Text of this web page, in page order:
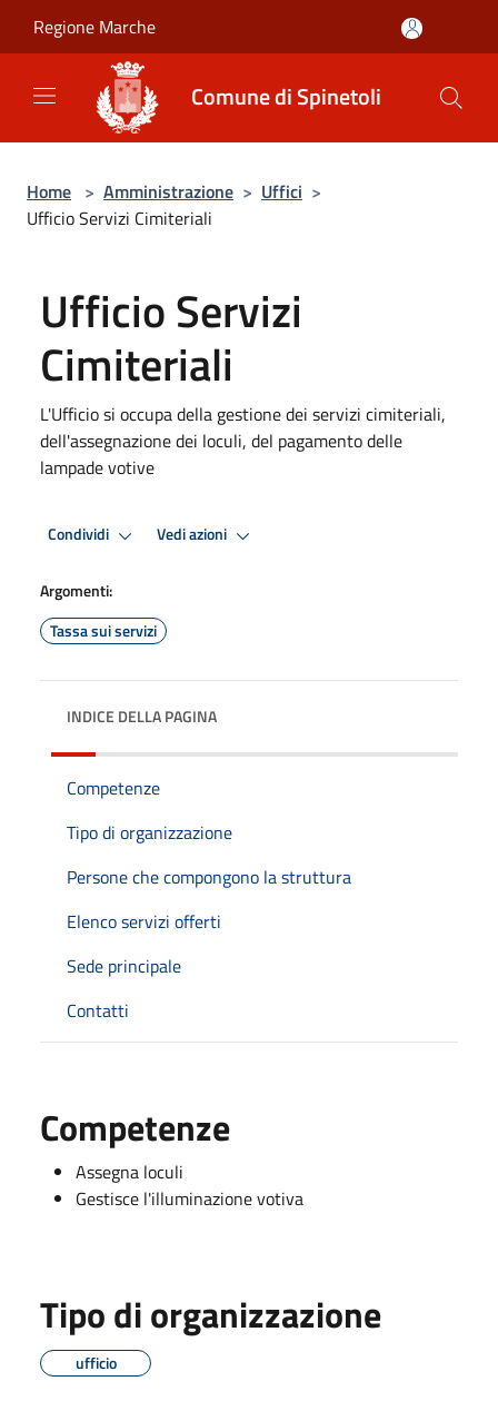
Regione Marche
Comune di Spinetoli
Home > Amministrazione > Uffici >
Ufficio Servizi Cimiteriali
Ufficio Servizi
Cimiteriali
L'Ufficio si occupa della gestione dei servizi cimiteriali,
dell'assegnazione dei loculi, del pagamento delle
lampade votive
Condividi Vedi azioni
Argomenti:
Tassa sui servizi
INDICE DELLA PAGINA
Competenze
Tipo di organizzazione
Persone che compongono la struttura
Elenco servizi offerti
Sede principale
Contatti
Competenze
Assegna loculi
Gestisce l'illuminazione votiva
Tipo di organizzazione
ufficio